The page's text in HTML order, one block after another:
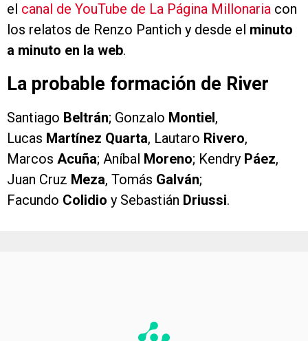
el canal de YouTube de La Página Millonaria con
los relatos de Renzo Pantich y desde el minuto
a minuto en la web.
La probable formación de River
Santiago Beltrán; Gonzalo Montiel,
Lucas Martínez Quarta, Lautaro Rivero,
Marcos Acuña; Aníbal Moreno; Kendry Páez,
Juan Cruz Meza, Tomás Galván;
Facundo Colidio y Sebastián Driussi.